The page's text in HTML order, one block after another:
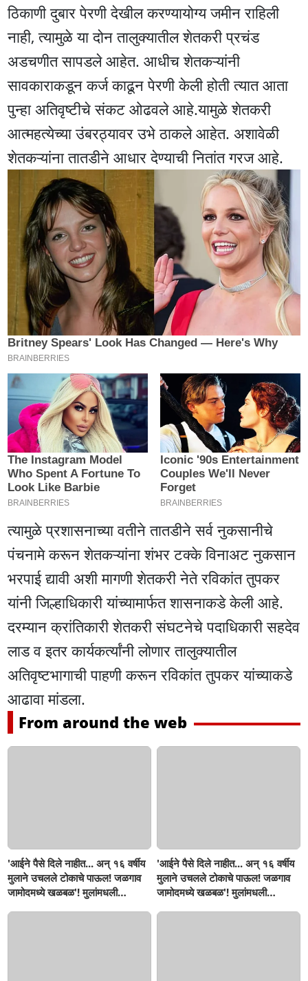
ठिकाणी दुबार पेरणी देखील करण्यायोग्य जमीन राहिली
नाही, त्यामुळे या दोन तालुक्यातील शेतकरी प्रचंड
अडचणीत सापडले आहेत. आधीच शेतकऱ्यांनी
सावकाराकडून कर्ज काढून पेरणी केली होती त्यात आता
पुन्हा अतिवृष्टीचे संकट ओढवले आहे.यामुळे शेतकरी
आत्महत्येच्या उंबरठ्यावर उभे ठाकले आहेत. अशावेळी
शेतकऱ्यांना तातडीने आधार देण्याची नितांत गरज आहे.
त्यामुळे प्रशासनाच्या वतीने तातडीने सर्व नुकसानीचे
पंचनामे करून शेतकऱ्यांना शंभर टक्के विनाअट नुकसान
भरपाई द्यावी अशी मागणी शेतकरी नेते रविकांत तुपकर
यांनी जिल्हाधिकारी यांच्यामार्फत शासनाकडे केली आहे.
दरम्यान क्रांतिकारी शेतकरी संघटनेचे पदाधिकारी सहदेव
लाड व इतर कार्यकर्त्यांनी लोणार तालुक्यातील
अतिवृष्टभागाची पाहणी करून रविकांत तुपकर यांच्याकडे
आढावा मांडला.
From around the web
'आईने पैसे दिले नाहीत... अन् १६ वर्षीय
मुलाने उचलले टोकाचे पाऊल! जळगाव
जामोदमध्ये खळबळ'! मुलांमधली
'आईने पैसे दिले नाहीत... अन् १६ वर्षीय
मुलाने उचलले टोकाचे पाऊल! जळगाव
जामोदमध्ये खळबळ'! मुलांमधली